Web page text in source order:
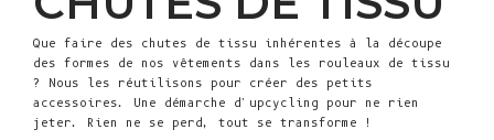
Que faire des chutes de tissu inhérentes à la découpe
des formes de nos vêtements dans les rouleaux de tissu
? Nous les réutilisons pour créer des petits
accessoires. Une démarche d'upcycling pour ne rien
jeter. Rien ne se perd, tout se transforme !